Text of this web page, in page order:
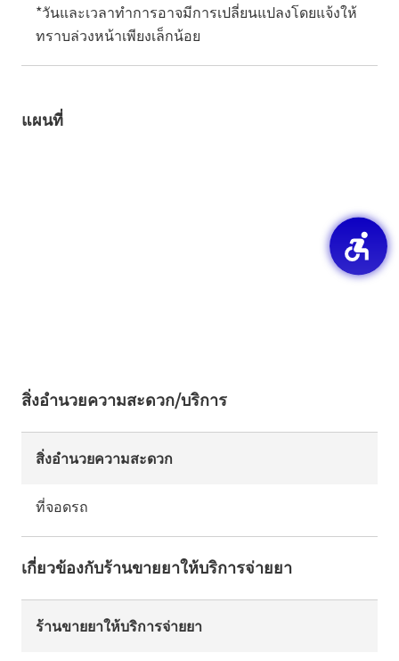
*วันและเวลาทำการอาจมีการเปลี่ยนแปลงโดยแจ้งให้
ทราบล่วงหน้าเพียงเล็กน้อย
แผนที่
สิ่งอำนวยความสะดวก/บริการ
สิ่งอำนวยความสะดวก
ที่จอดรถ
เกี่ยวข้องกับร้านขายยาให้บริการจ่ายยา
ร้านขายยาให้บริการจ่ายยา